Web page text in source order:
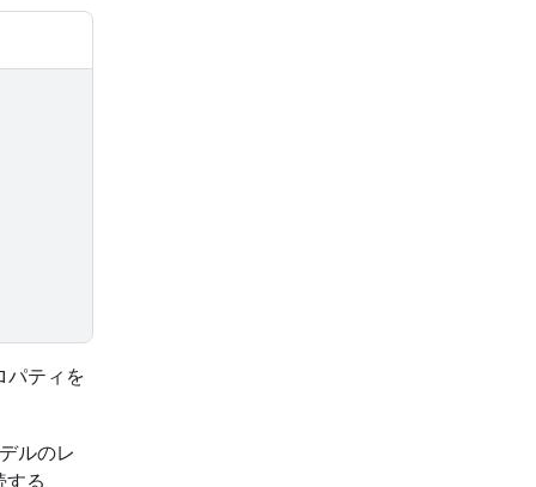
パティを
ルのレ
する